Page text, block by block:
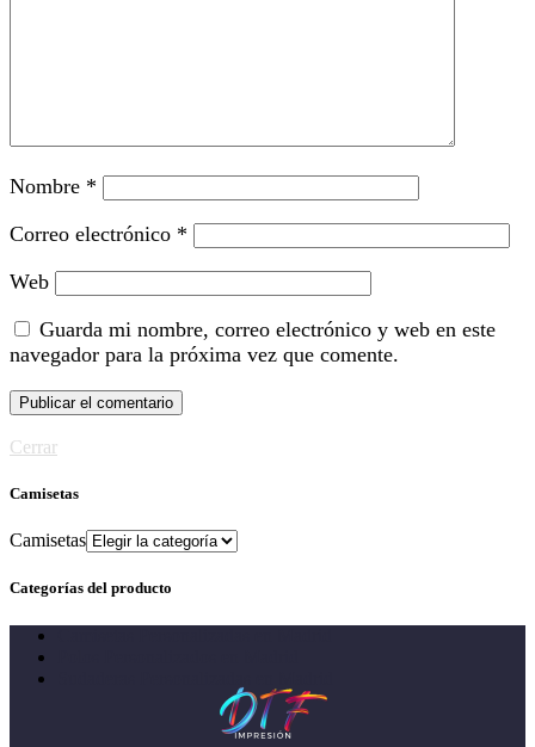
Nombre *
Correo electrónico *
Web
Guarda mi nombre, correo electrónico y web en este
navegador para la próxima vez que comente.
Cerrar
Camisetas
Camisetas
Categorías del producto